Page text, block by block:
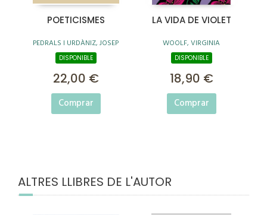
POETICISMES
PEDRALS I URDÀNIZ, JOSEP
DISPONIBLE
22,00 €
Comprar
LA VIDA DE VIOLET
WOOLF, VIRGINIA
DISPONIBLE
18,90 €
Comprar
ALTRES LLIBRES DE L'AUTOR